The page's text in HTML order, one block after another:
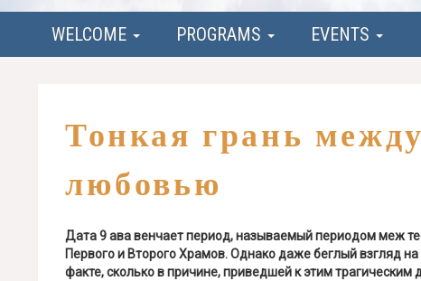
WELCOME PROGRAMS EVENTS
Тонкая грань
любовью
Дата 9 ава венчает период, называемый периодом меж
Первого и Второго Храмов. Однако даже беглый взгляд
факте, сколько в причине, приведшей к этим трагическим